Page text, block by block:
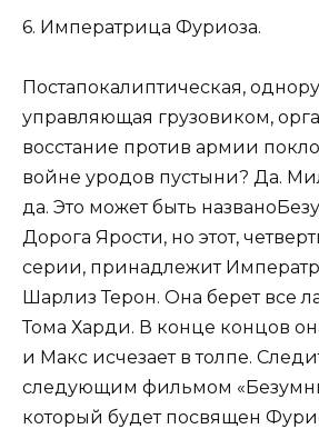
6. Императрица Фуриоза.
Постапокалиптическая,
управляющая грузовиком,
восстание против армии
войне уродов пустыни? Да.
да. Это может быть
Дорога Ярости, но этот,
серии, принадлежит
Шарлиз Терон. Она берет все
Тома Харди. В конце концов
и Макс исчезает в толпе.
следующим фильмом
который будет посвящен